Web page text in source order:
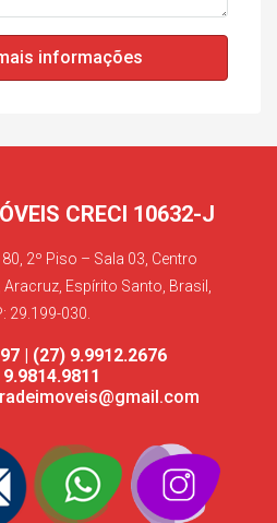
informações
CRECI 10632-J
2º Piso – Sala 03, Centro
Espírito Santo, Brasil,
29.199-030.
| (27) 9.9912.2676